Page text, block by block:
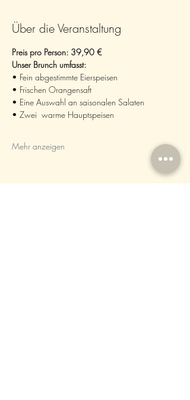
Über die Veranstaltung
Preis pro Person: 39,90 €
Unser Brunch umfasst:
• Fein abgestimmte Eierspeisen
• Frischen Orangensaft
• Eine Auswahl an saisonalen Salaten
• Zwei  warme Hauptspeisen
Mehr anzeigen